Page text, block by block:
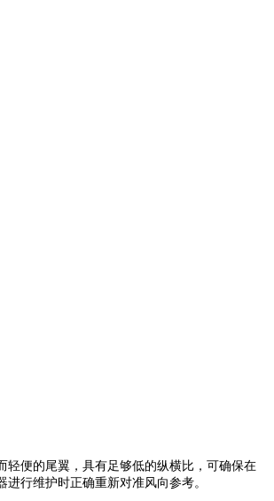
轻便的尾翼，具有足够低的纵横比，可确保在
行维护时正确重新对准风向参考。